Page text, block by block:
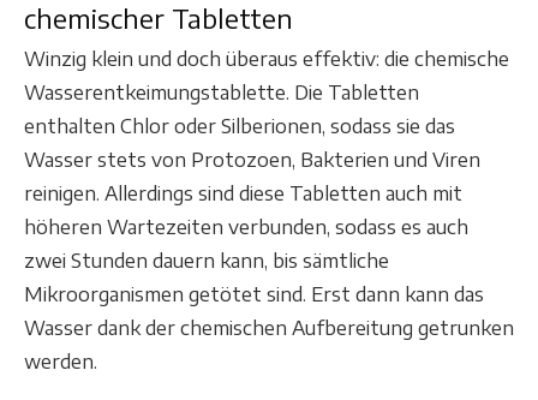
chemischer Tabletten
Winzig klein und doch überaus effektiv: die chemische
Wasserentkeimungstablette. Die Tabletten
enthalten Chlor oder Silberionen, sodass sie das
Wasser stets von Protozoen, Bakterien und Viren
reinigen. Allerdings sind diese Tabletten auch mit
höheren Wartezeiten verbunden, sodass es auch
zwei Stunden dauern kann, bis sämtliche
Mikroorganismen getötet sind. Erst dann kann das
Wasser dank der chemischen Aufbereitung getrunken
werden.